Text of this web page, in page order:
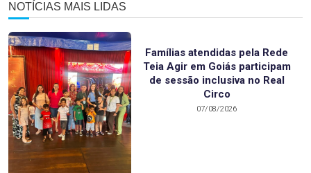
NOTÍCIAS MAIS LIDAS
Famílias atendidas pela Rede
Teia Agir em Goiás participam
de sessão inclusiva no Real
Circo
07/08/2026